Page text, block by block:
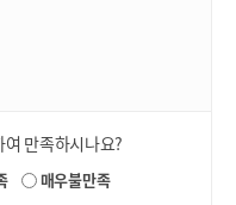
주차장
주차장
만족하시나요?
매우불만족